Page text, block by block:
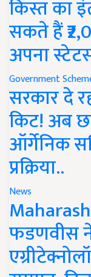
किस्त का
सकते हैं
अपना
Government
सरकार दे
किट! अब
ऑर्गेनिक
प्रक्रिया..
News
फडणवीस ने